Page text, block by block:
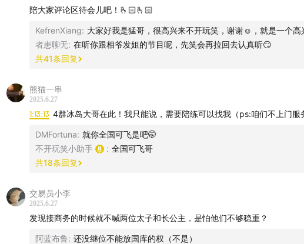
本期几位主播聊了聊「陪伴」，陪床、陪酒、陪结婚…天一又当伴娘又
要时刻、生病时刻、还有一些意料之外的陪伴…感谢正在收听的你一直
伴，无论是在通勤、上班还是做家务，谢谢你让我们参与了你的生活日
望不开玩笑能够一直陪伴大家❤️
陪大家评论区待会儿吧！🫰🏻🫰🏻
KefrenXiang: 大家好我是猛哥，很高兴来不开玩笑，谢谢☺️，就是一个高
者患聊无: 在听你跟相爷发姐的节目呢，先笑会再拉回去认真听😏
共41条回复
熊猫一串
2025.6.27
1:13:13 4群冰岛大哥在此！我只能说，需要陪练可以找我（ps:咱们不上门服
DMFortuna: 就你全国可飞是吧🤭
不开玩笑小助手
: 全国可飞哥
共18条回复
交易员小李
2025.6.27
发现接商务的时候就不喊两位太子和长公主，是怕他们不够稳重？
阿蓝布鲁: 还没继位不能放国库的权（不是）